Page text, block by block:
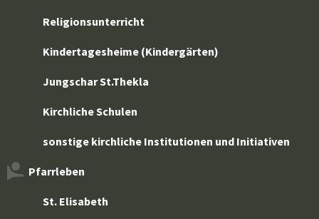
Religionsunterricht
Kindertagesheime (Kindergärten)
Jungschar St.Thekla
Kirchliche Schulen
sonstige kirchliche Institutionen und Initiativen
Pfarrleben
St. Elisabeth